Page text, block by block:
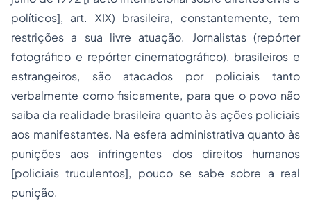
políticos], art. XIX) brasileira, constantemente, tem
restrições a sua livre atuação. Jornalistas (repórter
fotográfico e repórter cinematográfico), brasileiros e
estrangeiros, são atacados por policiais tanto
verbalmente como fisicamente, para que o povo não
saiba da realidade brasileira quanto às ações policiais
aos manifestantes. Na esfera administrativa quanto às
punições aos infringentes dos direitos humanos
[policiais truculentos], pouco se sabe sobre a real
punição.